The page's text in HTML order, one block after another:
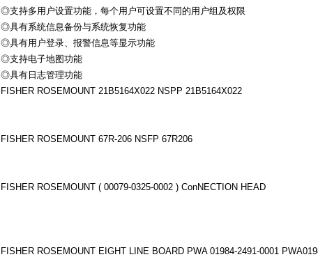
◎支持多用户设置功能，每个用户可设置不同的用户组及权限
◎具有系统信息备份与系统恢复功能
◎具有用户登录、报警信息等显示功能
◎支持电子地图功能
◎具有日志管理功能
FISHER ROSEMOUNT 21B5164X022 NSPP 21B5164X022
FISHER ROSEMOUNT 67R-206 NSFP 67R206
FISHER ROSEMOUNT ( 00079-0325-0002 ) ConNECTION HEAD
FISHER ROSEMOUNT EIGHT LINE BOARD PWA 01984-2491-0001